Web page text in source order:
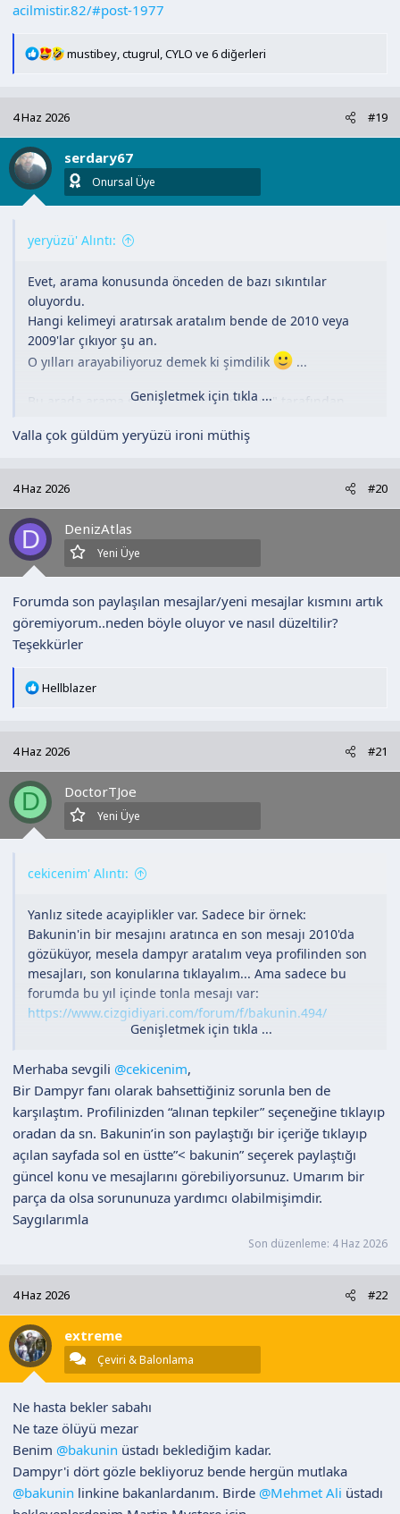
acilmistir.82/#post-1977
T
i
l
e
r
:
mustibey,ctugrul,CYLO ve 6 diğerleri
4 Haz 2026 #19
serdary67
Onursal Üye
yeryüzü' Alıntı:
Evet, arama konusunda önceden de bazı sıkıntılar
oluyordu.
Hangi kelimeyi aratırsak aratalım bende de 2010 veya
2009'lar çıkıyor şu an.
O yılları arayabiliyoruz demek ki şimdilik
...
Bu arada arama sonucu sitenin "tsubasa" tarafından
acilmistir.82/#post-1977
Genişletmek için tıkla ...
Valla çok güldüm yeryüzü ironi müthiş
4 Haz 2026 #20
D DenizAtlas
Yeni Üye
Forumda son paylaşılan mesajlar/yeni mesajlar kısmını artık
göremiyorum..neden böyle oluyor ve nasıl düzeltilir?
Teşekkürler
T
l
e
r
Hellblazer
4 Haz 2026 #21
D DoctorTJoe
Yeni Üye
cekicenim' Alıntı:
Yanlız sitede acayiplikler var. Sadece bir örnek:
Bakunin'in bir mesajını aratınca en son mesajı 2010'da
gözüküyor, mesela dampyr aratalım veya profilinden son
mesajları, son konularına tıklayalım... Ama sadece bu
forumda bu yıl içinde tonla mesajı var:
https://www.cizgidiyari.com/forum/f/bakunin.494/
başladı, ama 2010 ile bu mesaj arası yok.
Genişletmek için tıkla ...
Merhaba sevgili @cekicenim,
Bir Dampyr fanı olarak bahsettiğiniz sorunla ben de
karşılaştım. Profilinizden “alınan tepkiler” seçeneğine tıklayıp
oradan da sn. Bakunin’in son paylaştığı bir içeriğe tıklayıp
açılan sayfada sol en üstte”< bakunin” seçerek paylaştığı
güncel konu ve mesajlarını görebiliyorsunuz. Umarım bir
parça da olsa sorununuza yardımcı olabilmişimdir.
Saygılarımla
Son düzenleme: 4 Haz 2026
4 Haz 2026 #22
extreme
Çeviri & Balonlama
Ne hasta bekler sabahı
Ne taze ölüyü mezar
Benim @bakunin üstadı beklediğim kadar.
Dampyr'i dört gözle bekliyoruz bende hergün mutlaka
@bakunin linkine bakanlardanım. Birde @Mehmet Ali üstadı